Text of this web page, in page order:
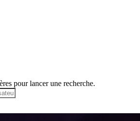
pour lancer une recherche.